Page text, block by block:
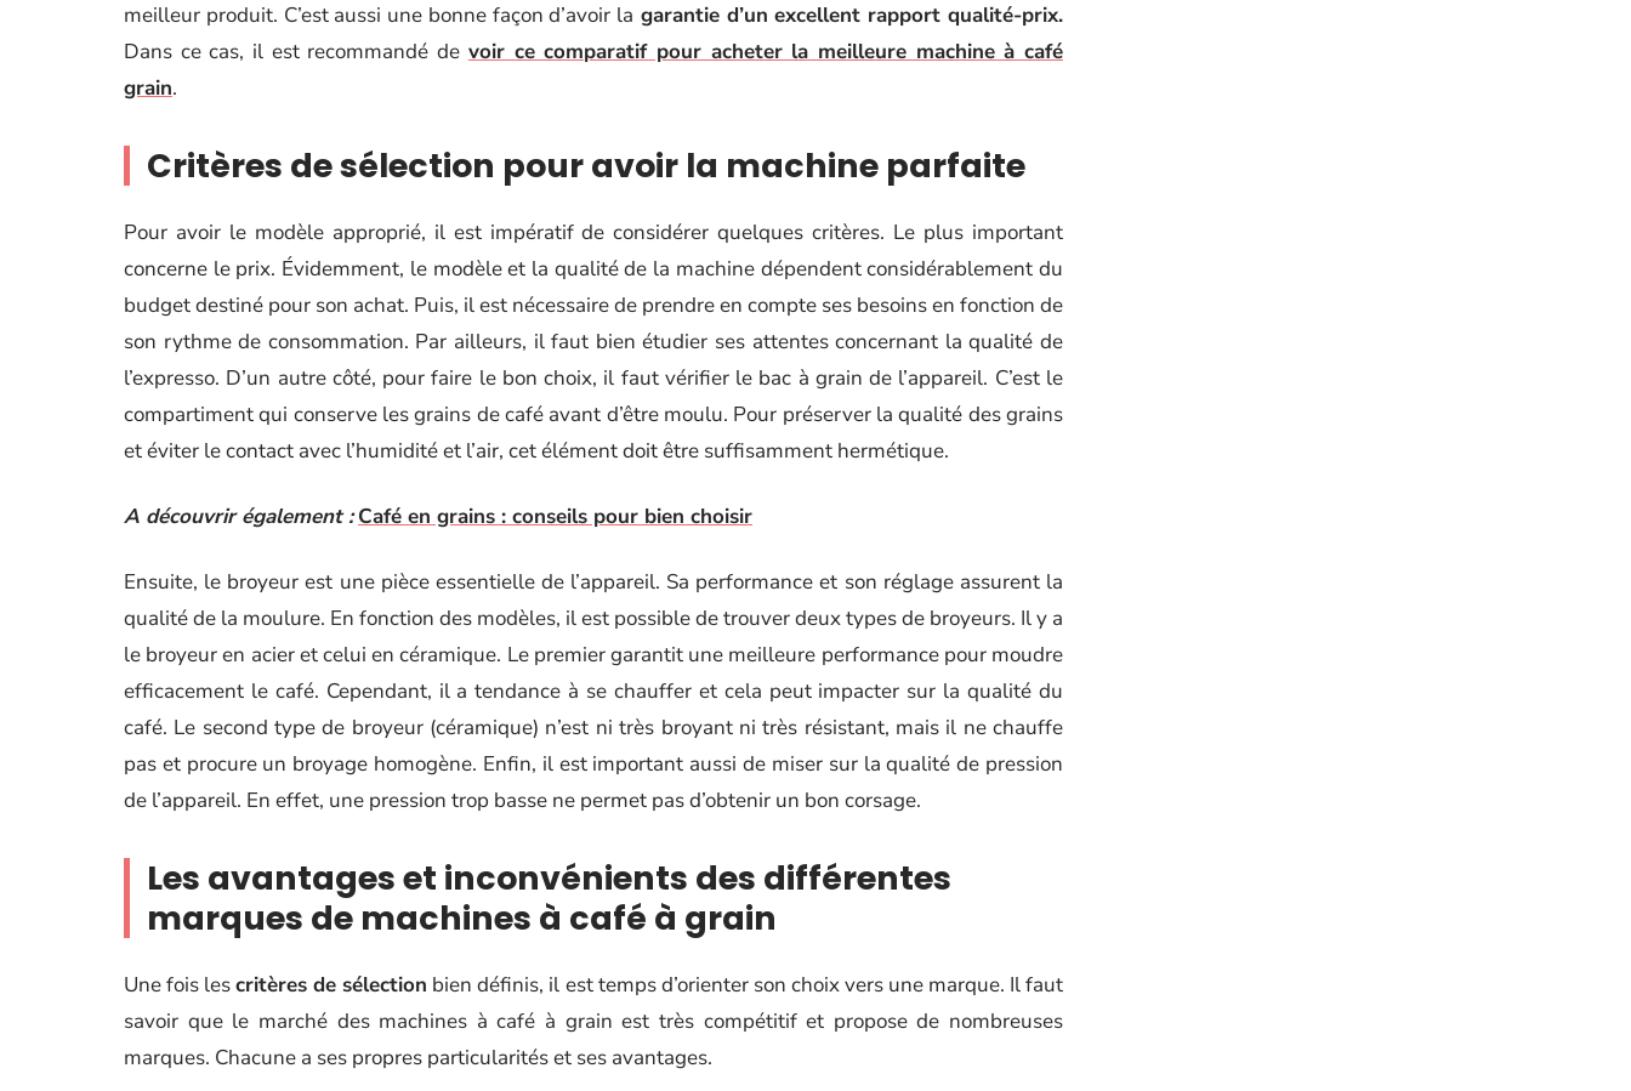
meilleur produit. C’est aussi une bonne façon d’avoir la garantie d’un excellent rapport qualité-prix.
Dans ce cas, il est recommandé de voir ce comparatif pour acheter la meilleure machine à café
grain.
Critères de sélection pour avoir la machine parfaite
Pour avoir le modèle approprié, il est impératif de considérer quelques critères. Le plus important
concerne le prix. Évidemment, le modèle et la qualité de la machine dépendent considérablement du
budget destiné pour son achat. Puis, il est nécessaire de prendre en compte ses besoins en fonction de
son rythme de consommation. Par ailleurs, il faut bien étudier ses attentes concernant la qualité de
l’expresso. D’un autre côté, pour faire le bon choix, il faut vérifier le bac à grain de l’appareil. C’est le
compartiment qui conserve les grains de café avant d’être moulu. Pour préserver la qualité des grains
et éviter le contact avec l’humidité et l’air, cet élément doit être suffisamment hermétique.
A découvrir également : Café en grains : conseils pour bien choisir
Ensuite, le broyeur est une pièce essentielle de l’appareil. Sa performance et son réglage assurent la
qualité de la moulure. En fonction des modèles, il est possible de trouver deux types de broyeurs. Il y a
le broyeur en acier et celui en céramique. Le premier garantit une meilleure performance pour moudre
efficacement le café. Cependant, il a tendance à se chauffer et cela peut impacter sur la qualité du
café. Le second type de broyeur (céramique) n’est ni très broyant ni très résistant, mais il ne chauffe
pas et procure un broyage homogène. Enfin, il est important aussi de miser sur la qualité de pression
de l’appareil. En effet, une pression trop basse ne permet pas d’obtenir un bon corsage.
Les avantages et inconvénients des différentes
marques de machines à café à grain
Une fois lescritères de sélection bien définis, il est temps d’orienter son choix vers une marque. Il faut
savoir que le marché des machines à café à grain est très compétitif et propose de nombreuses
marques. Chacune a ses propres particularités et ses avantages.